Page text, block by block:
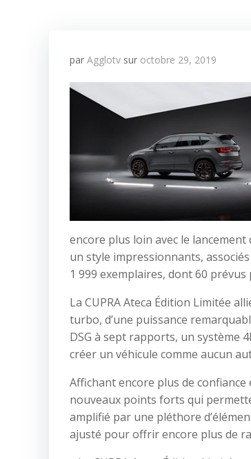
par Agglotv sur octobre 29, 2019
encore plus loin avec le lancement
un style impressionnants,
1 999 exemplaires, dont 60 prévus
La CUPRA Ateca Édition Limitée
turbo, d’une puissance
DSG à sept rapports, un système
créer un véhicule comme aucun
Affichant encore plus de confiance
nouveaux points forts qui
amplifié par une pléthore
ajusté pour offrir encore plus de